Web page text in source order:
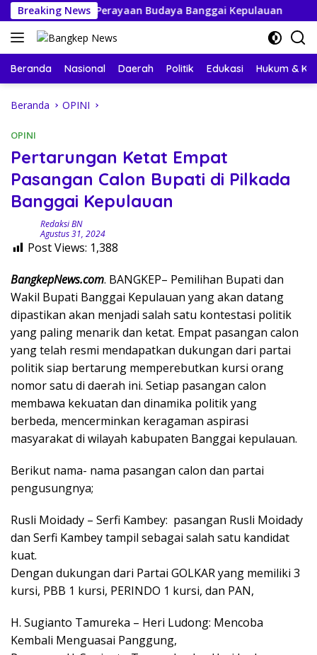
Langsung
ke
konten
Breaking News
Perayaan Budaya Banggai Kepulauan
Beranda Nasional Daerah Politik Edukasi Hukum &
Beranda OPINI
OPINI
Pertarungan Ketat Empat
Pasangan Calon Bupati di Pilkada
Banggai Kepulauan
Redaksi BN
Agustus 31, 2024
Post Views: 1,388
BangkepNews.com. BANGKEP– Pemilihan Bupati dan
Wakil Bupati Banggai Kepulauan yang akan datang
dipastikan akan menjadi salah satu kontestasi politik
yang paling menarik dan ketat. Empat pasangan calon
yang telah resmi mendapatkan dukungan dari partai
politik siap bertarung memperebutkan kursi orang
nomor satu di daerah ini. Setiap pasangan calon
membawa kekuatan dan dinamika politik yang
berbeda, mencerminkan keragaman aspirasi
masyarakat di wilayah kabupaten Banggai kepulauan.
Berikut nama- nama pasangan calon dan partai
pengusungnya;
Rusli Moidady – Serfi Kambey: pasangan Rusli Moidady
dan Serfi Kambey tampil sebagai salah satu kandidat
kuat.
Dengan dukungan dari Partai GOLKAR yang memiliki 3
kursi, PBB 1 kursi, PERINDO 1 kursi, dan PAN,
H. Sugianto Tamureka – Heri Ludong: Mencoba
Kembali Menguasai Panggung,